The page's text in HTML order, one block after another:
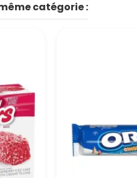
Tous les paiements sont 100 %
téléphone Notre équipe vous
catégorie :